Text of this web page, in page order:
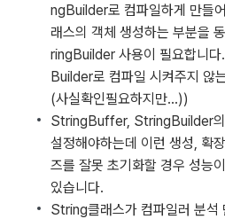
ngBuilder로 컴파일하게 만들
래스의 객체 생성하는 부분을
ringBuilder 사용이 필요합니
Builder로 컴파일 시켜주지 않
(사실확인필요하지만...))
StringBuffer, StringBuilder
설정해야하는데 이런 생성, 확
즈를 잘못 초기화할 경우 성능
있습니다.
String클래스가 컴파일러 분석